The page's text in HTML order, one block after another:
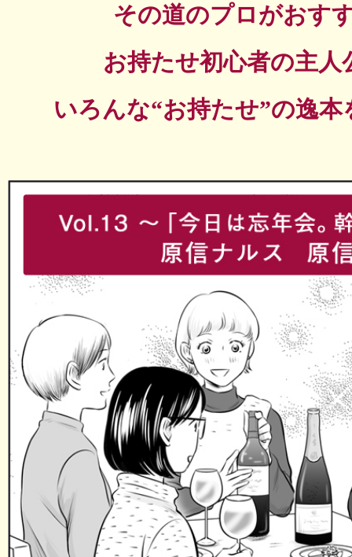
その道のプロがおす
お持たせ初心者の主人
いろんな“お持たせ”の逸